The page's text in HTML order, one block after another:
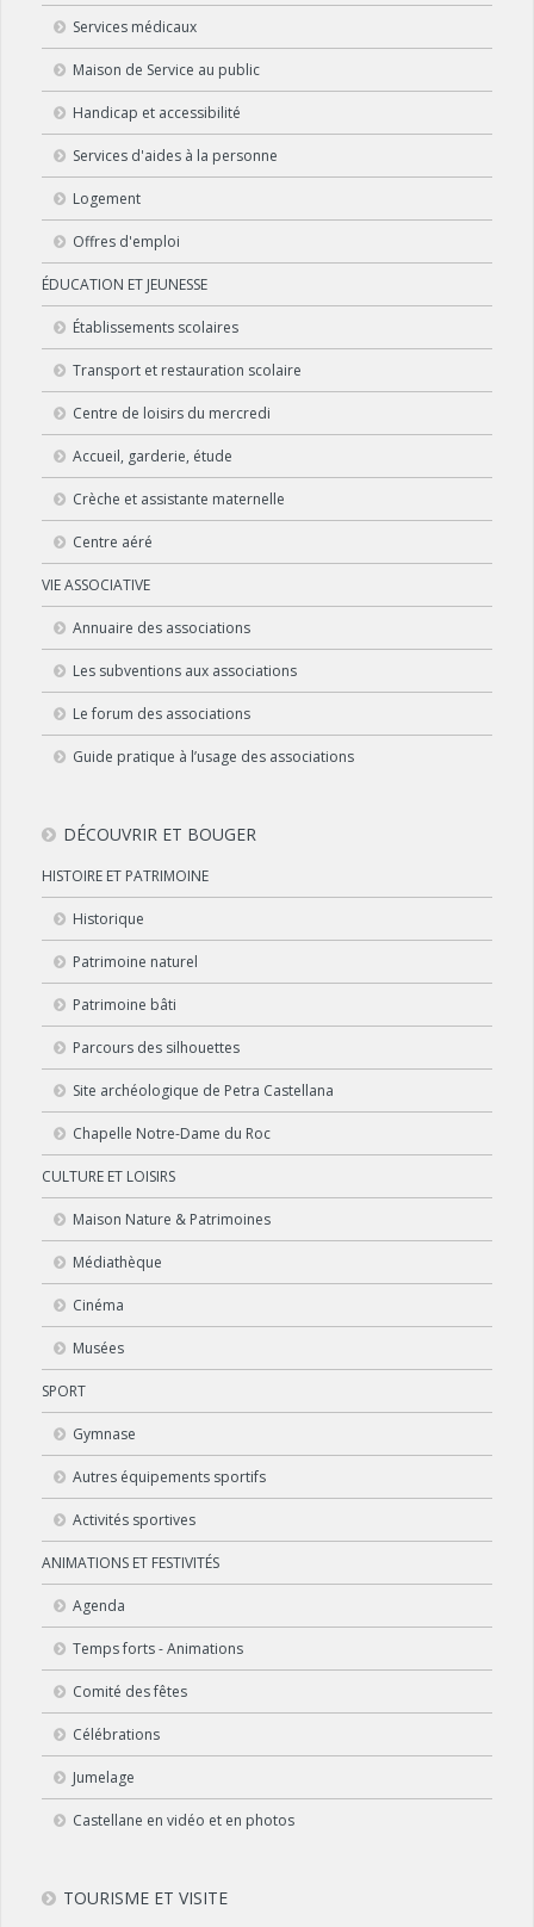
Services médicaux
Maison de Service au public
Handicap et accessibilité
Services d'aides à la personne
Logement
Offres d'emploi
ÉDUCATION ET JEUNESSE
Établissements scolaires
Transport et restauration scolaire
Centre de loisirs du mercredi
Accueil, garderie, étude
Crèche et assistante maternelle
Centre aéré
VIE ASSOCIATIVE
Annuaire des associations
Les subventions aux associations
Le forum des associations
Guide pratique à l’usage des associations
DÉCOUVRIR ET BOUGER
HISTOIRE ET PATRIMOINE
Historique
Patrimoine naturel
Patrimoine bâti
Parcours des silhouettes
Site archéologique de Petra Castellana
Chapelle Notre-Dame du Roc
CULTURE ET LOISIRS
Maison Nature & Patrimoines
Médiathèque
Cinéma
Musées
SPORT
Gymnase
Autres équipements sportifs
Activités sportives
ANIMATIONS ET FESTIVITÉS
Agenda
Temps forts - Animations
Comité des fêtes
Célébrations
Jumelage
Castellane en vidéo et en photos
TOURISME ET VISITE